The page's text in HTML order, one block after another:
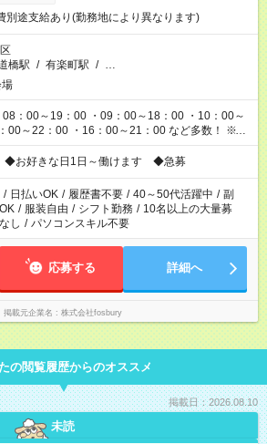
別途支給あり(勤務地により異なります)
橋駅 / 有楽町駅 / …
場
：00～19：00 ・09：00～18：00 ・10：00～
22：00 ・16：00～21：00 など多数！ ※お
時間が異なります
お好きな日1日～働けます ◆急募
/ 日払いOK / 履歴書不要 / 40～50代活躍中 / 副
/ 服装自由 / シフト勤務 / 10名以上の大量募
し / パソコンスキル不要
応募する 詳細へ
掲載元企業名 株式会社fosbury
の閲覧履歴からのオススメ
掲載日：2026.08.10
未読